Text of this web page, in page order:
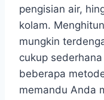
pengisian air,
kolam.
mungkin
cukup
beberapa
memandu Anda